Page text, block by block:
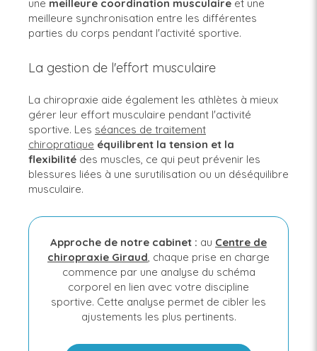
une meilleure coordination musculaire et une
meilleure synchronisation entre les différentes
parties du corps pendant l'activité sportive.
La gestion de l'effort musculaire
La chiropraxie aide également les athlètes à mieux
gérer leur effort musculaire pendant l'activité
sportive. Les séances de traitement
chiropratique équilibrent la tension et la
flexibilité des muscles, ce qui peut prévenir les
blessures liées à une surutilisation ou un déséquilibre
musculaire.
Approche de notre cabinet : au Centre de
chiropraxie Giraud, chaque prise en charge
commence par une analyse du schéma
corporel en lien avec votre discipline
sportive. Cette analyse permet de cibler les
ajustements les plus pertinents.